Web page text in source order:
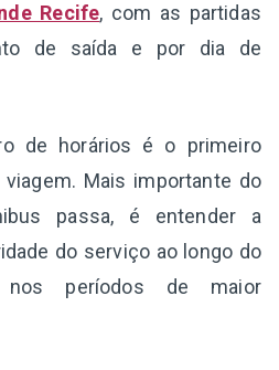
Recife, com as partidas
de saída e por dia de
de horários é o primeiro
Mais importante do
passa, é entender a
do serviço ao longo do
nos períodos de maior